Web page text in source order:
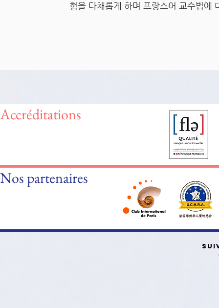
험을 다채롭게 하며 프랑스어 교수법에
Accréditations
Nos partenaires